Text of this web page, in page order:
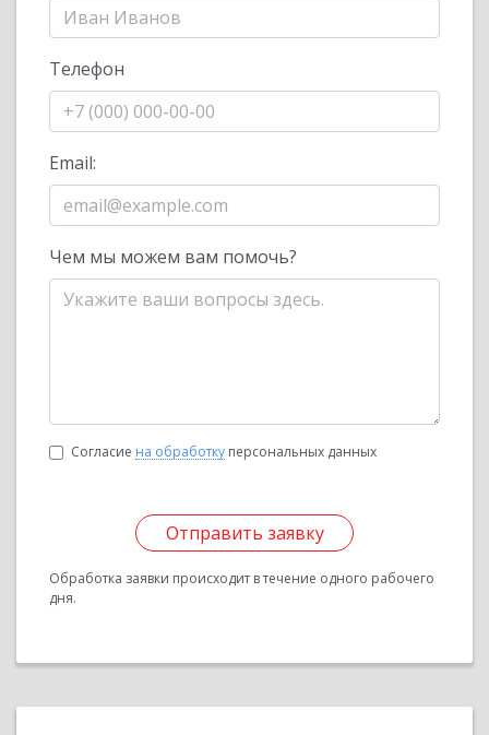
Телефон
Email:
Чем мы можем вам помочь?
Согласие на обработку персональных данных
Отправить заявку
Обработка заявки происходит в течение одного рабочего
дня.